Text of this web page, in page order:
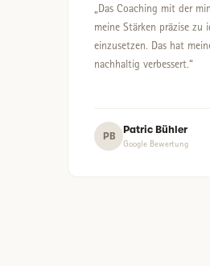
„Das Coaching mit der
meine Stärken präzise
einzusetzen. Das hat
nachhaltig verbessert.“
PB
Patric Bühler
Google Bewertung